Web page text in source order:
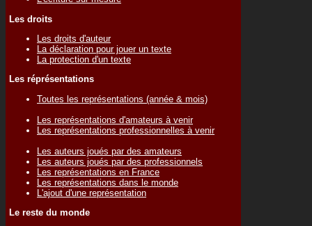
Les droits
Les droits d'auteur
La déclaration pour jouer un texte
La protection d'un texte
Les réprésentations
Toutes les représentations (année & mois)
Les représentations d'amateurs à venir
Les représentations professionnelles à venir
Les auteurs joués par des amateurs
Les auteurs joués par des professionnels
Les représentations en France
Les représentations dans le monde
L'ajout d'une représentation
Le reste du monde